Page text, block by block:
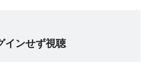
インせず視聴